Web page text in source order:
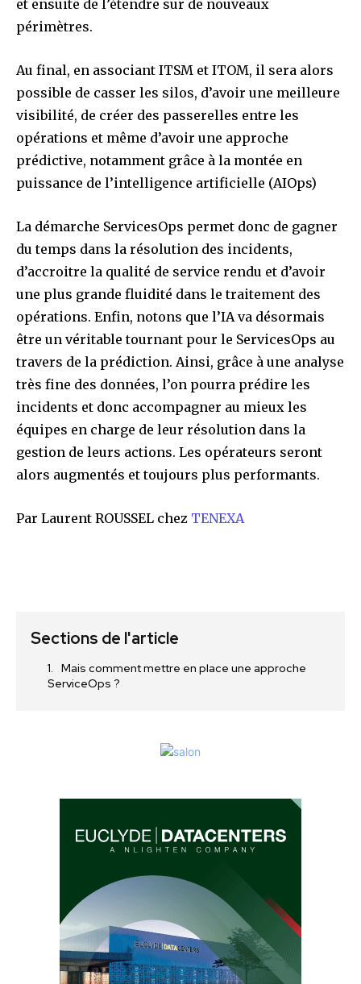
et ensuite de l’étendre sur de nouveaux
périmètres.
Au final, en associant ITSM et ITOM, il sera alors
possible de casser les silos, d’avoir une meilleure
visibilité, de créer des passerelles entre les
opérations et même d’avoir une approche
prédictive, notamment grâce à la montée en
puissance de l’intelligence artificielle (AIOps)
La démarche ServicesOps permet donc de gagner
du temps dans la résolution des incidents,
d’accroitre la qualité de service rendu et d’avoir
une plus grande fluidité dans le traitement des
opérations. Enfin, notons que l’IA va désormais
être un véritable tournant pour le ServicesOps au
travers de la prédiction. Ainsi, grâce à une analyse
très fine des données, l’on pourra prédire les
incidents et donc accompagner au mieux les
équipes en charge de leur résolution dans la
gestion de leurs actions. Les opérateurs seront
alors augmentés et toujours plus performants.
Par Laurent ROUSSEL chez TENEXA
Sections de l'article
Mais comment mettre en place une approche
ServiceOps ?